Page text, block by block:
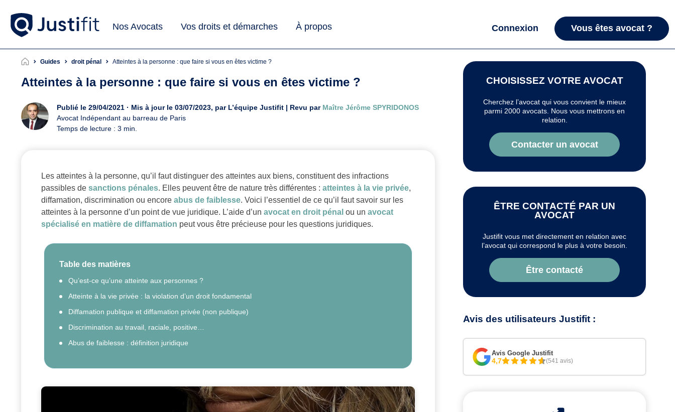
Nos Avocats Vos droits et démarches À propos Connexion Vous êtes avocat ?
Guides droit pénal Atteintes à la personne : que faire si vous en êtes victime ?
Atteintes à la personne : que faire si vous en êtes victime ?
Publié le 29/04/2021 · Mis à jour le 03/07/2023, par L’équipe Justifit | Revu par Maître Jérôme SPYRIDONOS
Avocat Indépendant au barreau de Paris
Temps de lecture : 3 min.
Les atteintes à la personne, qu’il faut distinguer des atteintes aux biens, constituent des infractions
passibles de sanctions pénales. Elles peuvent être de nature très différentes : atteintes à la vie privée,
diffamation, discrimination ou encore abus de faiblesse. Voici l’essentiel de ce qu’il faut savoir sur les
atteintes à la personne d’un point de vue juridique. L’aide d’un avocat en droit pénal ou un avocat
spécialisé en matière de diffamation peut vous être précieuse pour les questions juridiques.
Table des matières
Qu’est-ce qu’une atteinte aux personnes ?
Atteinte à la vie privée : la violation d’un droit fondamental
Diffamation publique et diffamation privée (non publique)
Discrimination au travail, raciale, positive…
Abus de faiblesse : définition juridique
CHOISISSEZ VOTRE AVOCAT
Cherchez l’avocat qui vous convient le mieux
parmi 2000 avocats. Nous vous mettrons en
relation.
Contacter un avocat
ÊTRE CONTACTÉ PAR UN
AVOCAT
Justifit vous met directement en relation avec
l’avocat qui correspond le plus à votre besoin.
Être contacté
Avis des utilisateurs Justifit :
Avis Google Justifit
4,7 (541 avis)